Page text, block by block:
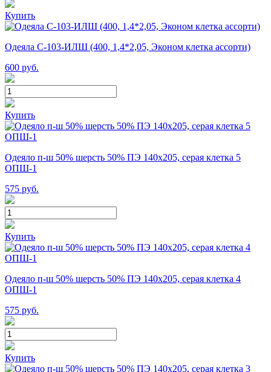
Купить
Одеяла С-103-ИЛШ (400, 1,4*2,05, Эконом клетка ассорти)
600 руб.
Купить
Одеяло п-ш 50% шерсть 50% ПЭ 140х205, серая клетка 5
ОПШ-1
575 руб.
Купить
Одеяло п-ш 50% шерсть 50% ПЭ 140х205, серая клетка 4
ОПШ-1
575 руб.
Купить